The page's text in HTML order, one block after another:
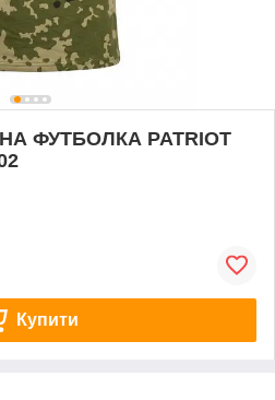
ФУТБОЛКА PATRIOT
Купити